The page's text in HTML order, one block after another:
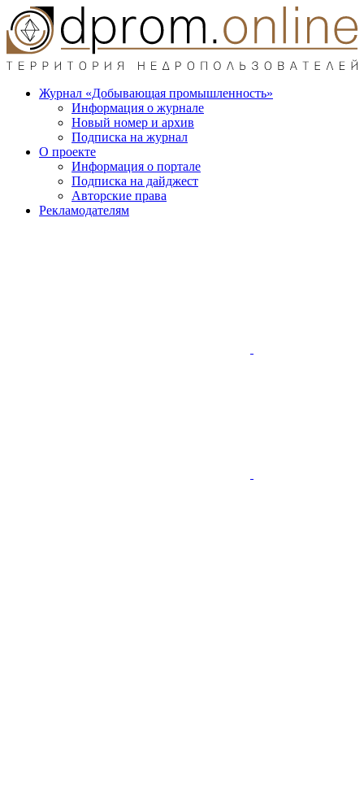
Журнал «Добывающая промышленность»
Информация о журнале
Новый номер и архив
Подписка на журнал
О проекте
Информация о портале
Подписка на дайджест
Авторские права
Рекламодателям